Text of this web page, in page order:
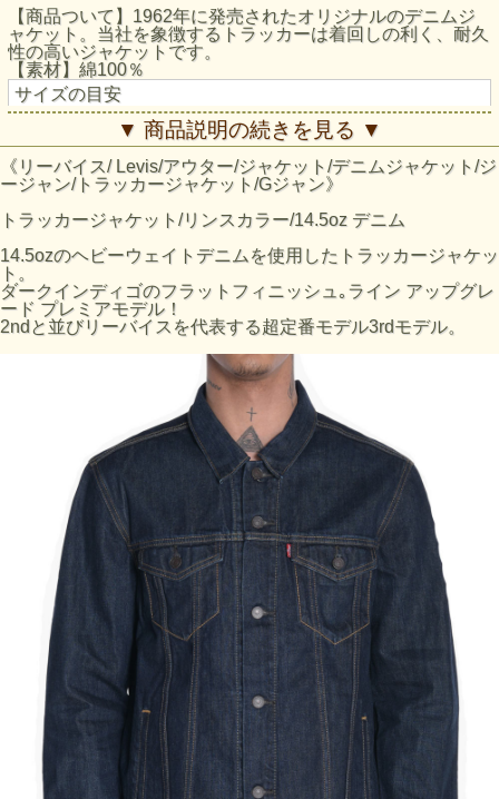
【商品ついて】1962年に発売されたオリジナルのデニムジ
ャケット。当社を象徴するトラッカーは着回しの利く、耐久
性の高いジャケットです。
【素材】綿100％
サイズの目安
着丈 (cm) 胸囲(cm) 袖丈 (cm)
M
62 104 63
L
66 114 67
▼ 商品説明の続きを見る ▼
《リーバイス/ Levis/アウター/ジャケット/デニムジャケット/ジ
ージャン/トラッカージャケット/Gジャン》
トラッカージャケット/リンスカラー/14.5oz デニム
14.5ozのヘビーウェイトデニムを使用したトラッカージャケッ
ト。
ダークインディゴのフラットフィニッシュ｡ライン アップグレ
ード プレミアモデル！
2ndと並びリーバイスを代表する超定番モデル3rdモデル。